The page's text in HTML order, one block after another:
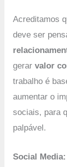
Acreditamos
deve ser
gerarvalor
trabalho é
aumentar o
sociais, para
palpável.
Social